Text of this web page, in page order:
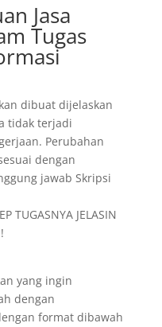
Jasa
Tugas
dibuat dijelaskan
tidak terjadi
Perubahan
dengan
jawab Skripsi
TUGASNYA JELASIN
yang ingin
dengan
format dibawah